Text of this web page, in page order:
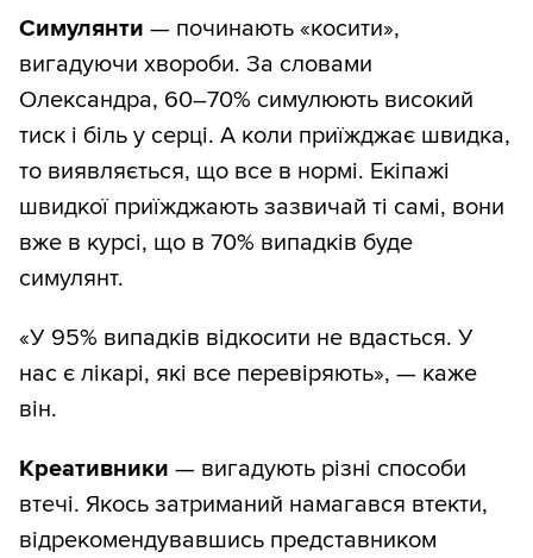
Симулянти — починають «косити»,
вигадуючи хвороби. За словами
Олександра, 60–70% симулюють високий
тиск і біль у серці. А коли приїжджає швидка,
то виявляється, що все в нормі. Екіпажі
швидкої приїжджають зазвичай ті самі, вони
вже в курсі, що в 70% випадків буде
симулянт.
«У 95% випадків відкосити не вдасться. У
нас є лікарі, які все перевіряють», — каже
він.
Креативники — вигадують різні способи
втечі. Якось затриманий намагався втекти,
відрекомендувавшись представником